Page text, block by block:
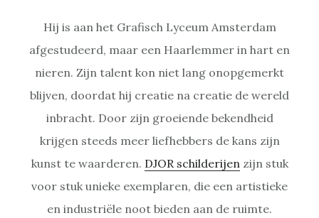
Hij is aan het Grafisch Lyceum Amsterdam
afgestudeerd, maar een Haarlemmer in hart en
nieren. Zijn talent kon niet lang onopgemerkt
blijven, doordat hij creatie na creatie de wereld
inbracht. Door zijn groeiende bekendheid
krijgen steeds meer liefhebbers de kans zijn
kunst te waarderen. DJOR schilderijen zijn stuk
voor stuk unieke exemplaren, die een artistieke
en industriële noot bieden aan de ruimte.